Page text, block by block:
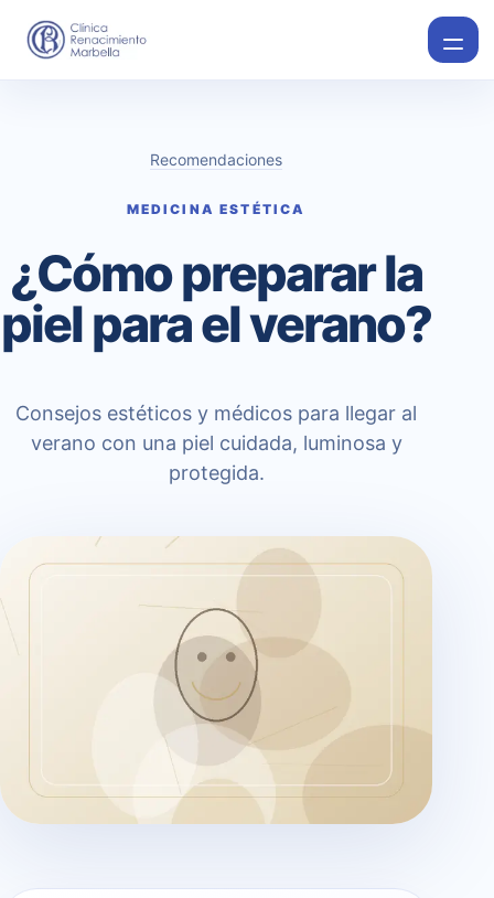
Recomendaciones
MEDICINA ESTÉTICA
¿Cómo preparar la
piel para el verano?
Consejos estéticos y médicos para llegar al
verano con una piel cuidada, luminosa y
protegida.